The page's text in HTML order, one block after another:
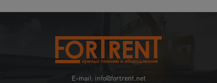
E-mail: info@fortrent.net